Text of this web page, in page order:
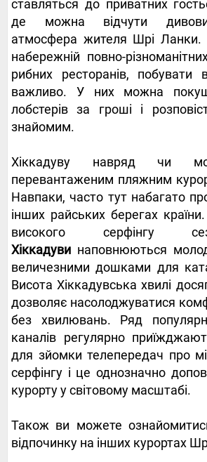
ставляться до приватних
де можна відчути
атмосфера жителя Шрі Ланки.
набережній повно-
рибних ресторанів,
важливо. У них можна
лобстерів за гроші і
знайомим.
Хіккадуву навряд чи
перевантаженим пляжним
Навпаки, часто тут набагато
інших райських берегах
високого серфінгу
Хіккадуви наповнюються
величезними дошками для
Висота Хіккадувська хвилі
дозволяє насолоджуватися
без хвилювань. Ряд
каналів регулярно
для зйомки телепередач про
серфінгу і це однозначно
курорту у світовому масштабі.
Також ви можете
відпочинку на інших курортах